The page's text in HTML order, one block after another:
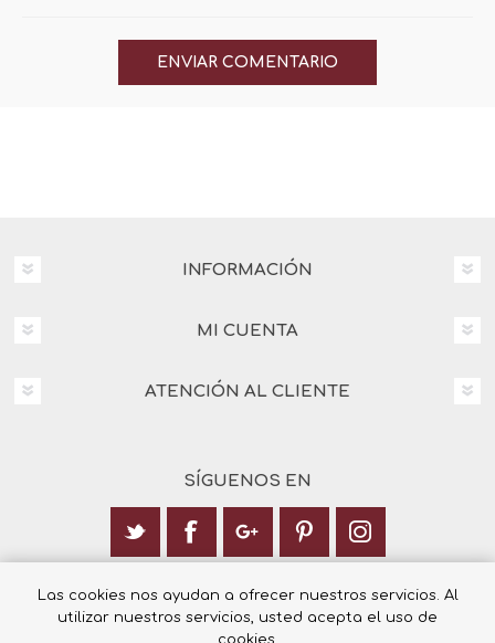
INFORMACIÓN
MI CUENTA
ATENCIÓN AL CLIENTE
SÍGUENOS EN
Calle Italia 6, 03003 Alicante
+34 965 12 23 55
Las cookies nos ayudan a ofrecer nuestros servicios. Al
utilizar nuestros servicios, usted acepta el uso de
cookies.